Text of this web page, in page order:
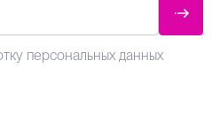
персональных данных